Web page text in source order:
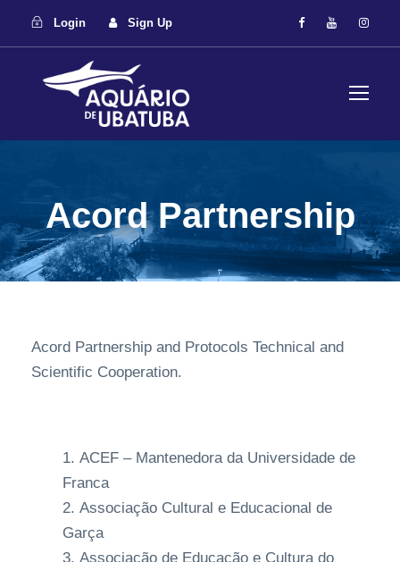
Login Sign Up
Acord Partnership
Acord Partnership and Protocols Technical and
Scientific Cooperation.
ACEF – Mantenedora da Universidade de
Franca
Associação Cultural e Educacional de
Garça
Associação de Educação e Cultura do